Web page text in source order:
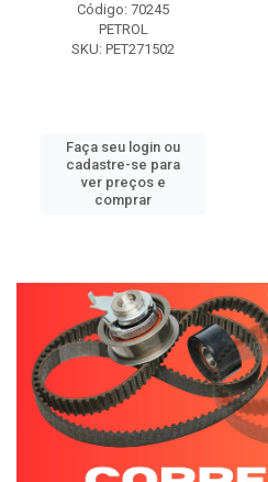
Código: 70245
PETROL
SKU: PET271502
Faça seu login ou
cadastre-se para
ver preços e
comprar